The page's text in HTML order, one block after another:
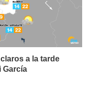
a la tarde
García